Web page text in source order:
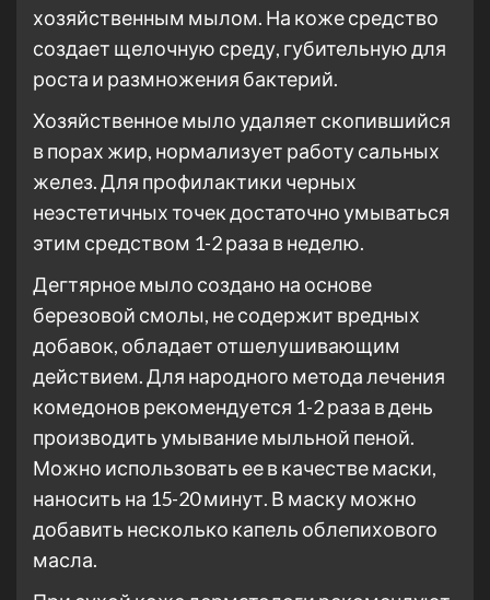
хозяйственным мылом. На коже средство
создает щелочную среду, губительную для
роста и размножения бактерий.
Хозяйственное мыло удаляет скопившийся
в порах жир, нормализует работу сальных
желез. Для профилактики черных
неэстетичных точек достаточно умываться
этим средством 1-2 раза в неделю.
Дегтярное мыло создано на основе
березовой смолы, не содержит вредных
добавок, обладает отшелушивающим
действием. Для народного метода лечения
комедонов рекомендуется 1-2 раза в день
производить умывание мыльной пеной.
Можно использовать ее в качестве маски,
наносить на 15-20 минут. В маску можно
добавить несколько капель облепихового
масла.